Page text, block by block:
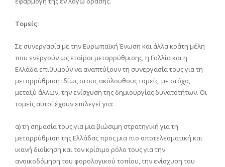
Τομείς:
Σε συνεργασία με την Ευρωπαϊκή Ένωση και άλλα κράτη μέλη
που ενεργούν ως εταίροι μεταρρύθμισης, η Γαλλία και η
Ελλάδα επιθυμούν να αναπτύξουν τη συνεργασία τους για τη
μεταρρύθμιση ιδίως στους ακόλουθους τομείς, με στόχο,
μεταξύ άλλων, την ενίσχυση της δημιουργίας δυνατοτήτων. Οι
τομείς αυτοί έχουν επιλεγεί για:
α) τη σημασία τους για μια βιώσιμη στρατηγική για τη
μεταρρύθμιση της Ελλάδας προς μια πιο αποτελεσματική και
ικανή διοίκηση και τον κρίσιμο ρόλο τους για την
ανοικοδόμηση του φορολογικού τοπίου, την ενίσχυση του